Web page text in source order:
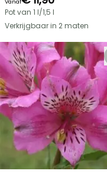
Pot van 1 l/1,5 l
Verkrijgbaar in 2 maten